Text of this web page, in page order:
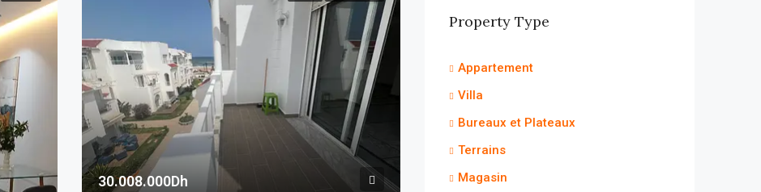
30.008.000Dh
Property Type
Appartement
Villa
Bureaux et Plateaux
Terrains
Magasin